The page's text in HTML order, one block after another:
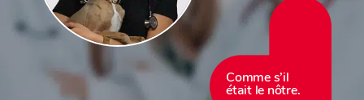
Comme s’il
était le nôtre.